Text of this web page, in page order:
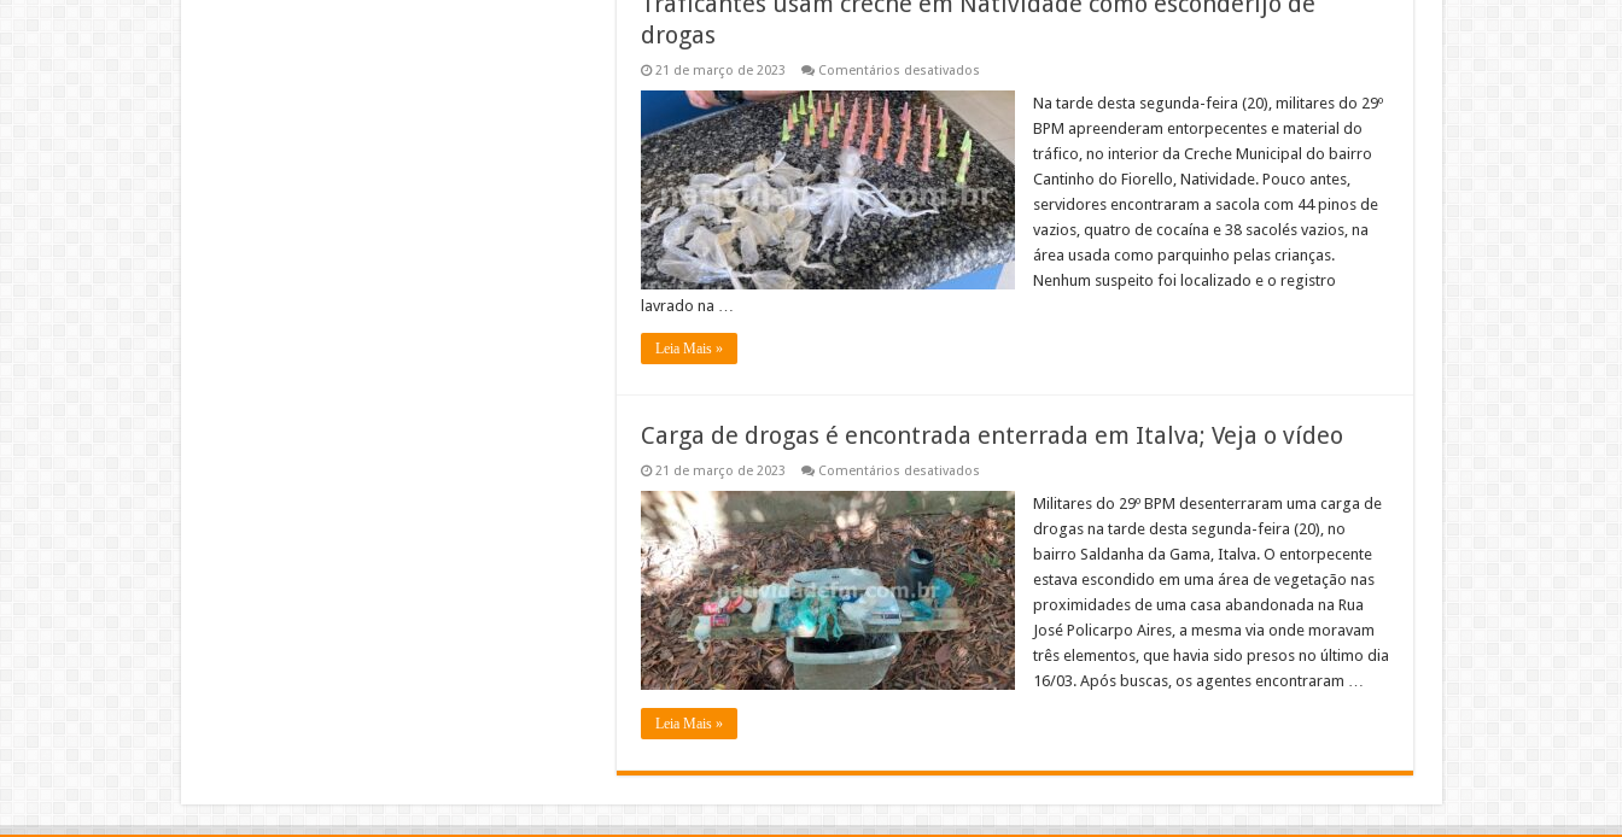
drogas
21 de março de 2023 Comentários desativadosem
em
Natividade
como
esconderijo
de
drogas
Na tarde desta segunda-feira (20), militares do 29º
BPM apreenderam entorpecentes e material do
tráfico, no interior da Creche Municipal do bairro
Cantinho do Fiorello, Natividade. Pouco antes,
servidores encontraram a sacola com 44 pinos de
vazios, quatro de cocaína e 38 sacolés vazios, na
área usada como parquinho pelas crianças.
Nenhum suspeito foi localizado e o registro
lavrado na …
Leia Mais »
Carga de drogas é encontrada enterrada em Italva; Veja o vídeo
21 de março de 2023 Comentários desativadosem
de
drogas
é
encontrada
enterrada
em
Italva;
Veja
o
vídeo
Militares do 29º BPM desenterraram uma carga de
drogas na tarde desta segunda-feira (20), no
bairro Saldanha da Gama, Italva. O entorpecente
estava escondido em uma área de vegetação nas
proximidades de uma casa abandonada na Rua
José Policarpo Aires, a mesma via onde moravam
três elementos, que havia sido presos no último dia
16/03. Após buscas, os agentes encontraram …
Leia Mais »